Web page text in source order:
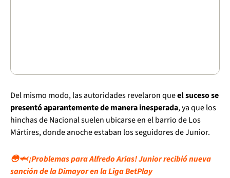
Del mismo modo, las autoridades revelaron queel suceso se
presentó aparantemente de manera inesperada, ya que los
hinchas de Nacional suelen ubicarse en el barrio de Los
Mártires, donde anoche estaban los seguidores de Junior.
😳🦈 ¡Problemas para Alfredo Arias! Junior recibió nueva
sanción de la Dimayor en la Liga BetPlay